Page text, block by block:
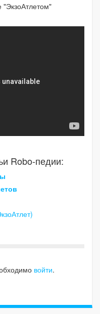
"ЭкзоАтлетом"
Robo-педии:
войти.